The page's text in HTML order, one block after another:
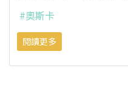
#奧斯卡
閱讀更多